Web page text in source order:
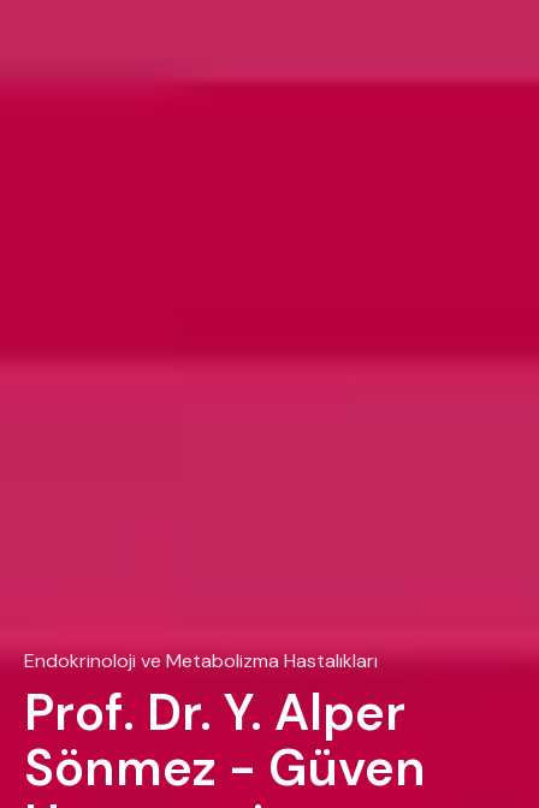
Endokrinoloji ve Metabolizma Hastalıkları
Prof. Dr. Y. Alper
Sönmez - Güven